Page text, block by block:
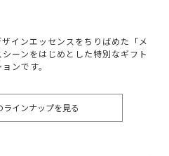
インエッセンスをちりばめた「メ
ーンをはじめとした特別なギフト
ンです。
ラインナップを見る